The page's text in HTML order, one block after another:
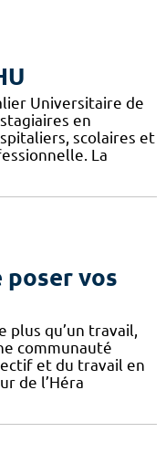
Universitaire de
en
scolaires et
La
poser vos
qu’un travail,
communauté
et du travail en
de l’Héra